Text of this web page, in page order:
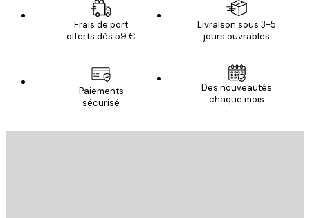
Frais de port
offerts dès 59 €
Livraison sous 3-5
jours ouvrables
Paiements
sécurisé
Des nouveautés
chaque mois